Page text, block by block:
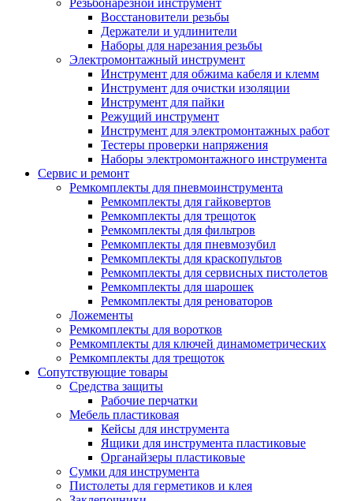
Резьбонарезной инструмент
Восстановители резьбы
Держатели и удлинители
Наборы для нарезания резьбы
Электромонтажный инструмент
Инструмент для обжима кабеля и клемм
Инструмент для очистки изоляции
Инструмент для пайки
Режущий инструмент
Инструмент для электромонтажных работ
Тестеры проверки напряжения
Наборы электромонтажного инструмента
Сервис и ремонт
Ремкомплекты для пневмоинструмента
Ремкомплекты для гайковертов
Ремкомплекты для трещоток
Ремкомплекты для фильтров
Ремкомплекты для пневмозубил
Ремкомплекты для краскопультов
Ремкомплекты для сервисных пистолетов
Ремкомплекты для шарошек
Ремкомплекты для реноваторов
Ложементы
Ремкомплекты для воротков
Ремкомплекты для ключей динамометрических
Ремкомплекты для трещоток
Сопутствующие товары
Средства защиты
Рабочие перчатки
Мебель пластиковая
Кейсы для инструмента
Ящики для инструмента пластиковые
Органайзеры пластиковые
Сумки для инструмента
Пистолеты для герметиков и клея